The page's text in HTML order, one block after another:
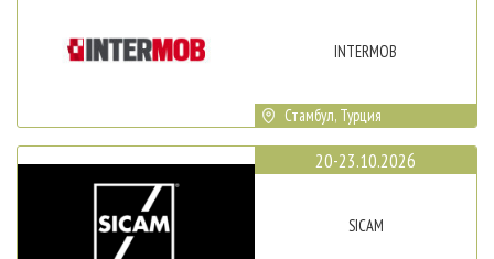
INTERMOB
Стамбул, Турция
20-23.10.2026
SICAM